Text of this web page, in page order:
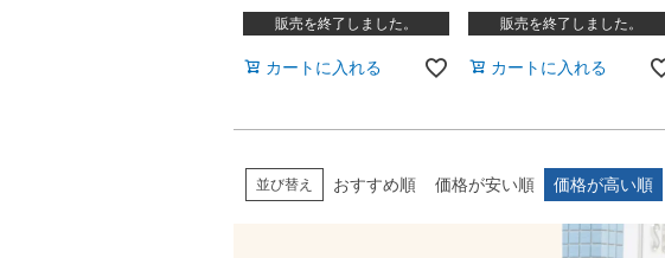
販売を終了しました。
カートに入れる
販売を終了しました。
カートに入れる
並び替え おすすめ順 価格が安い順 価格が高い順